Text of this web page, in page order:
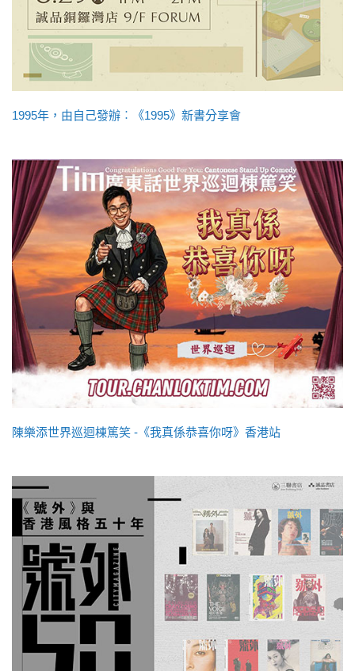
1995年，由自己發辦︰《1995》新書分享會
陳樂添世界巡迴棟篤笑 -《我真係恭喜你呀》香港站